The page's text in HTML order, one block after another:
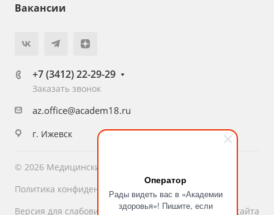
Оператор
Рады видеть вас в «Академии
здоровья»! Пишите, если
Вакансии
+7 (3412) 22-29-29
Заказать звонок
az.office@academ18.ru
г. Ижевск
© 2026 Медицинский центр «Академия Здоровья»
Политика конфиденциальности
Версия для слабовидящих
Карта сайта